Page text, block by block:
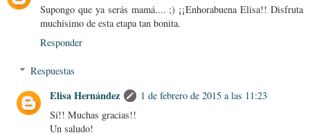
Supongo que ya serás mamá.... ;) ¡¡Enhorabuena Elisa!! Disfruta
muchísimo de esta etapa tan bonita.
Responder
Respuestas
Elisa Hernández
1 de febrero de 2015 a las 11:23
Sí!! Muchas gracias!!
Un saludo!